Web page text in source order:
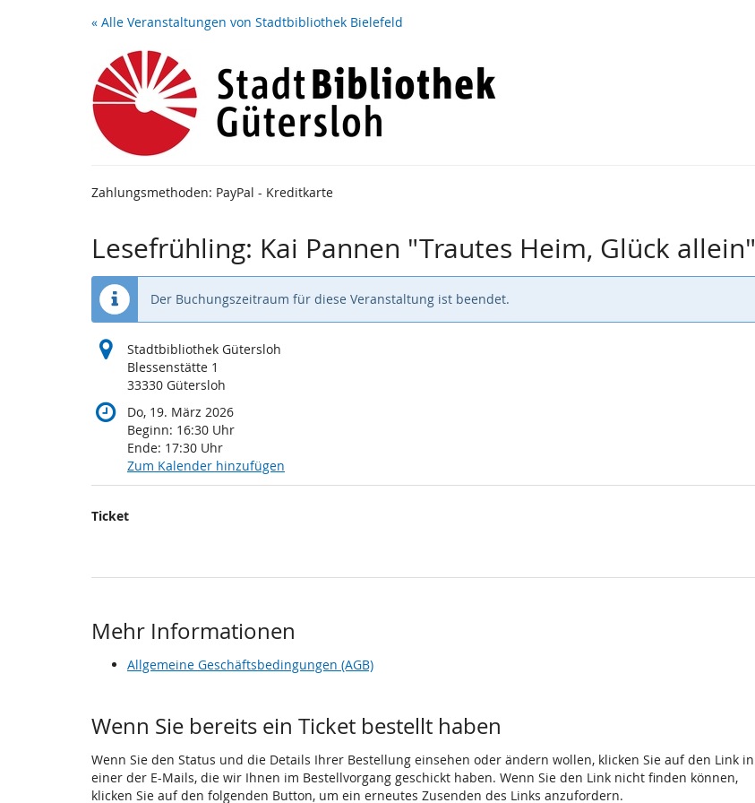
« Alle Veranstaltungen von Stadtbibliothek Bielefeld
Zahlungsmethoden: PayPal - Kreditkarte
Lesefrühling: Kai Pannen "Trautes Heim, Glück allein"
Der Buchungszeitraum für diese Veranstaltung ist beendet.
Stadtbibliothek Gütersloh
Blessenstätte 1
33330 Gütersloh
Do, 19. März 2026
Beginn: 16:30 Uhr
Ende: 17:30 Uhr
Zum Kalender hinzufügen
Produkte
Ticket
Mehr Informationen
Allgemeine Geschäftsbedingungen (AGB)
Wenn Sie bereits ein Ticket bestellt haben
Wenn Sie den Status und die Details Ihrer Bestellung einsehen oder ändern wollen, klicken Sie auf den Link in
einer der E-Mails, die wir Ihnen im Bestellvorgang geschickt haben. Wenn Sie den Link nicht finden können,
klicken Sie auf den folgenden Button, um ein erneutes Zusenden des Links anzufordern.